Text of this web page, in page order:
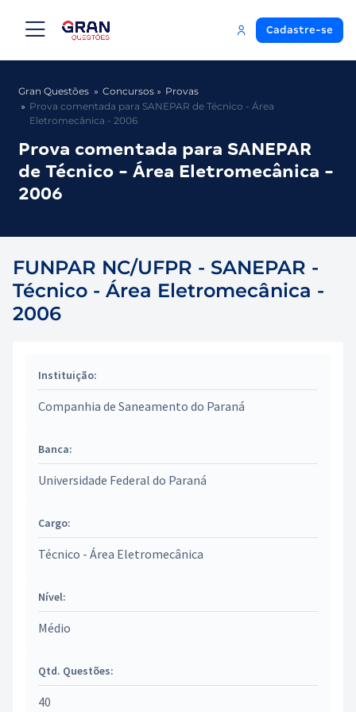
Cadastre-se
Gran Questões Concursos
Provas
Prova comentada para SANEPAR de Técnico - Área
Eletromecânica - 2006
Prova comentada para SANEPAR
de Técnico - Área Eletromecânica -
2006
FUNPAR NC/UFPR - SANEPAR -
Técnico - Área Eletromecânica -
2006
Instituição:
Companhia de Saneamento do Paraná
Banca:
Universidade Federal do Paraná
Cargo:
Técnico - Área Eletromecânica
Nível:
Médio
Qtd. Questões:
40